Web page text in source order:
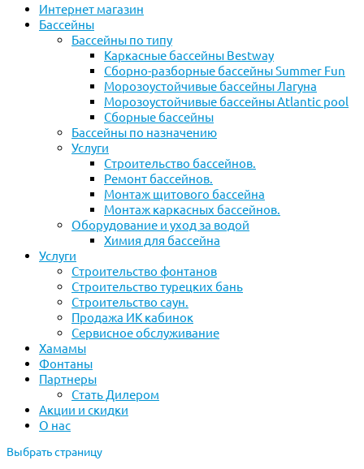
Интернет магазин
Бассейны
Бассейны по типу
Каркасные бассейны Bestway
Сборно-разборные бассейны Summer Fun
Морозоустойчивые бассейны Лагуна
Морозоустойчивые бассейны Atlantic pool
Сборные бассейны
Бассейны по назначению
Услуги
Строительство бассейнов.
Ремонт бассейнов.
Монтаж щитового бассейна
Монтаж каркасных бассейнов.
Оборудование и уход за водой
Химия для бассейна
Услуги
Строительство фонтанов
Строительство турецких бань
Строительство саун.
Продажа ИК кабинок
Сервисное обслуживание
Хамамы
Фонтаны
Партнеры
Стать Дилером
Акции и скидки
О нас
Выбрать страницу